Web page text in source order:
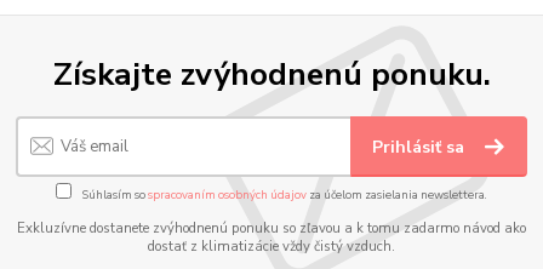
Získajte zvýhodnenú ponuku.
Prihlásiť sa
Súhlasím sospracovaním osobných údajov za účelom zasielania newslettera.
Exkluzívne dostanete zvýhodnenú ponuku so zľavou a k tomu zadarmo návod ako
dostať z klimatizácie vždy čistý vzduch.